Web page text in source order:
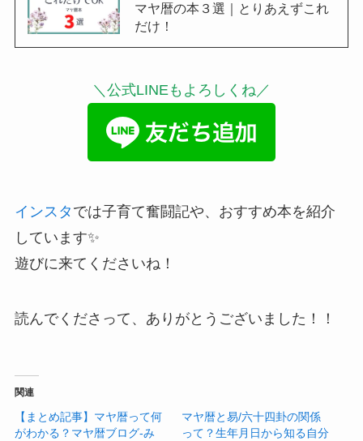
マヤ暦の本３選｜とりあえずこれ
だけ！
＼公式LINEもよろしくね／
インスタ では子育て奮闘記や、おすすめ本を紹介
しています✨
遊びに来てくださいね！
読んでくださって、ありがとうございました！！
関連
【まとめ記事】マヤ暦って何
がわかる？マヤ暦ブログ-み
マヤ暦と易/六十四卦の関係
って？生年月日から知る自分